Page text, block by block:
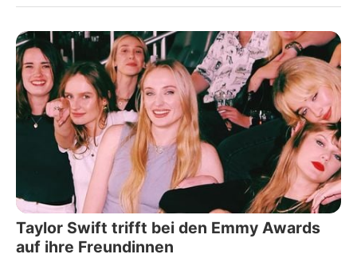
Taylor Swift trifft bei den Emmy Awards
auf ihre Freundinnen